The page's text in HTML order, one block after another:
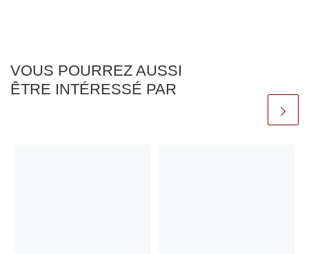
VOUS POURREZ AUSSI
ÊTRE INTÉRESSÉ PAR